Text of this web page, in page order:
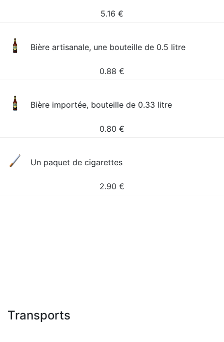
5.16 €
Bière artisanale, une bouteille de 0.5 litre
0.88 €
Bière importée, bouteille de 0.33 litre
0.80 €
Un paquet de cigarettes
2.90 €
Transports